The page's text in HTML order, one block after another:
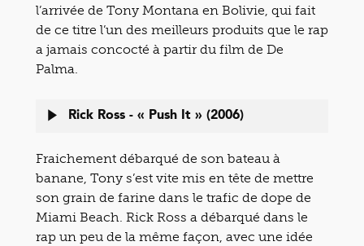
l’arrivée de Tony Montana en Bolivie, qui fait
de ce titre l’un des meilleurs produits que le rap
a jamais concocté à partir du film de De
Palma.
Rick Ross - « Push It » (2006)
Fraichement débarqué de son bateau à
banane, Tony s’est vite mis en tête de mettre
son grain de farine dans le trafic de dope de
Miami Beach. Rick Ross a débarqué dans le
rap un peu de la même façon, avec une idée